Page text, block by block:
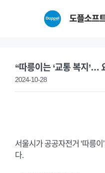
도플소프
“따릉이는 ‘교통 복지’…
2024-10-28
서울시가 공공자전거 ‘따릉
다.